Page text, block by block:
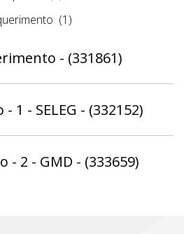
(1)
- (331861)
- 1 - SELEG - (332152)
- 2 - GMD - (333659)